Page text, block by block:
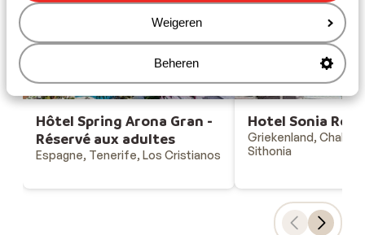
Weigeren
Beheren
Hôtel Spring Arona Gran -
Réservé aux adultes
Espagne, Tenerife, Los Cristianos
Hotel Sonia
Griekenland,
Sithonia